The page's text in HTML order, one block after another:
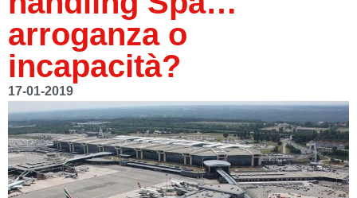
arroganza o
incapacità?
17-01-2019